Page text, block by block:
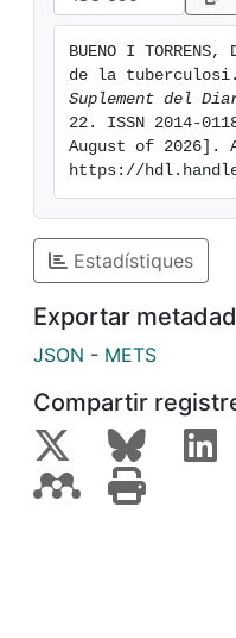
BUENO I
de la
Suplement del
22. ISSN 2014-
August of 2026].
https://
Estadístiques
Exportar
JSON - METS
Compartir